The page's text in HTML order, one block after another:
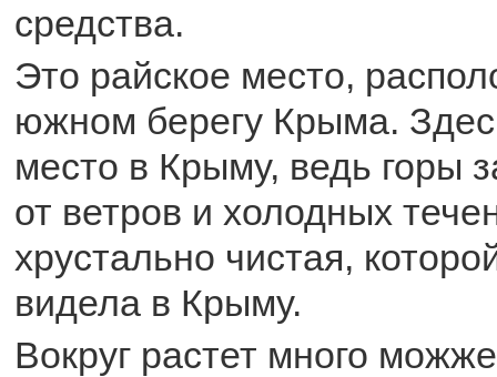
средства.
Это райское место,
южном берегу Крыма.
место в Крыму, ведь горы
от ветров и холодных
хрустально чистая,
видела в Крыму.
Вокруг растет много